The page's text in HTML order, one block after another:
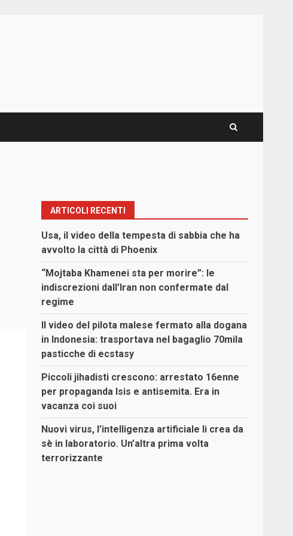
ARTICOLI RECENTI
Usa, il video della tempesta di sabbia che ha
avvolto la città di Phoenix
“Mojtaba Khamenei sta per morire”: le
indiscrezioni dall’Iran non confermate dal
regime
Il video del pilota malese fermato alla dogana
in Indonesia: trasportava nel bagaglio 70mila
pasticche di ecstasy
Piccoli jihadisti crescono: arrestato 16enne
per propaganda Isis e antisemita. Era in
vacanza coi suoi
Nuovi virus, l’intelligenza artificiale li crea da
sè in laboratorio. Un’altra prima volta
terrorizzante